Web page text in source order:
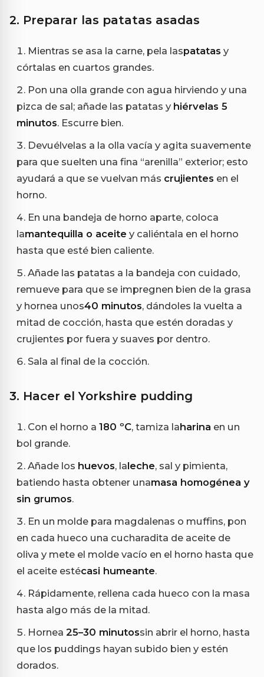
2. Preparar las patatas asadas
Mientras se asa la carne, pela laspatatas y
córtalas en cuartos grandes.
Pon una olla grande con agua hirviendo y una
pizca de sal; añade las patatas y hiérvelas 5
minutos. Escurre bien.
Devuélvelas a la olla vacía y agita suavemente
para que suelten una fina “arenilla” exterior; esto
ayudará a que se vuelvan más crujientes en el
horno.
En una bandeja de horno aparte, coloca
lamantequilla o aceite y caliéntala en el horno
hasta que esté bien caliente.
Añade las patatas a la bandeja con cuidado,
remueve para que se impregnen bien de la grasa
y hornea unos40 minutos, dándoles la vuelta a
mitad de cocción, hasta que estén doradas y
crujientes por fuera y suaves por dentro.
Sala al final de la cocción.
3. Hacer el Yorkshire pudding
Con el horno a 180 ºC, tamiza laharina en un
bol grande.
Añade los huevos, laleche, sal y pimienta,
batiendo hasta obtener unamasa homogénea y
sin grumos.
En un molde para magdalenas o muffins, pon
en cada hueco una cucharadita de aceite de
oliva y mete el molde vacío en el horno hasta que
el aceite estécasi humeante.
Rápidamente, rellena cada hueco con la masa
hasta algo más de la mitad.
Hornea 25–30 minutossin abrir el horno, hasta
que los puddings hayan subido bien y estén
dorados.